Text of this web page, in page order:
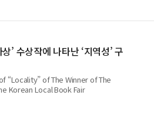
’ 수상작에 나타난 ‘지역성’ 구
“Locality” of The Winner of The
Korean Local Book Fair